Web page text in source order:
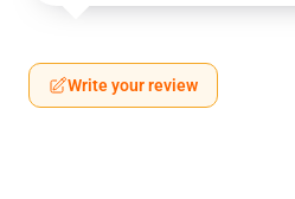
Write your review